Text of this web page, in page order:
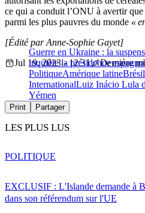
ce qui a conduit l’ONU à avertir
parmi les plus pauvres du monde «
Guerre en Ukraine : la
inquiète la présidence
[Édité par Anne-Sophie Gayet]
Jul 19, 2023 - 12:31
Dernière
PolitiqueAmérique latineBrésil
InternationalLuiz Inácio Lula
Yémen
Print Partager
LES PLUS LUS
EXCLUSIF : L'Islande demande à
dans son référendum sur l'UE
POLITIQUE